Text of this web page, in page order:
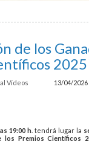
de los
2025
Vídeos 13/04/2026
19:00 h . tendrá lugar la
los Premios Científicos